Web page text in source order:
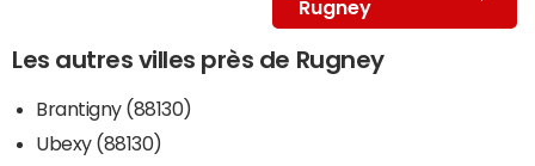
Rugney
Les autres villes près de Rugney
Brantigny (88130)
Ubexy (88130)